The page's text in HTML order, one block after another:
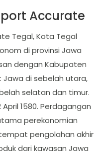
Accurate
Tegal, Kota Tegal
di provinsi Jawa
dengan Kabupaten
Jawa di sebelah utara,
selatan dan timur.
1580. Perdagangan
perekonomian
pengolahan akhir
dari kawasan Jawa